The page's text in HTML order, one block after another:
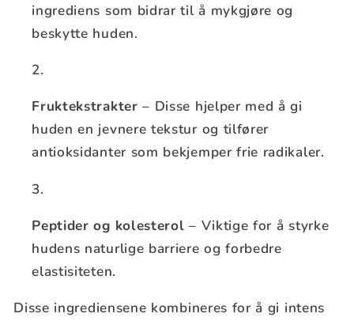
ingrediens som bidrar til å mykgjøre og
beskytte huden.
Fruktekstrakter – Disse hjelper med å gi
huden en jevnere tekstur og tilfører
antioksidanter som bekjemper frie radikaler.
Peptider og kolesterol – Viktige for å styrke
hudens naturlige barriere og forbedre
elastisiteten.
Disse ingrediensene kombineres for å gi intens